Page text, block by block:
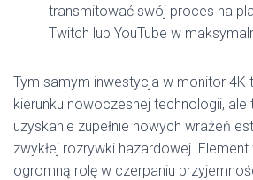
transmitować swój proces na
Twitch lub YouTube w
Tym samym inwestycja w monitor 4K
kierunku nowoczesnej technologii,
uzyskanie zupełnie nowych wrażeń
zwykłej rozrywki hazardowej.
ogromną rolę w czerpaniu